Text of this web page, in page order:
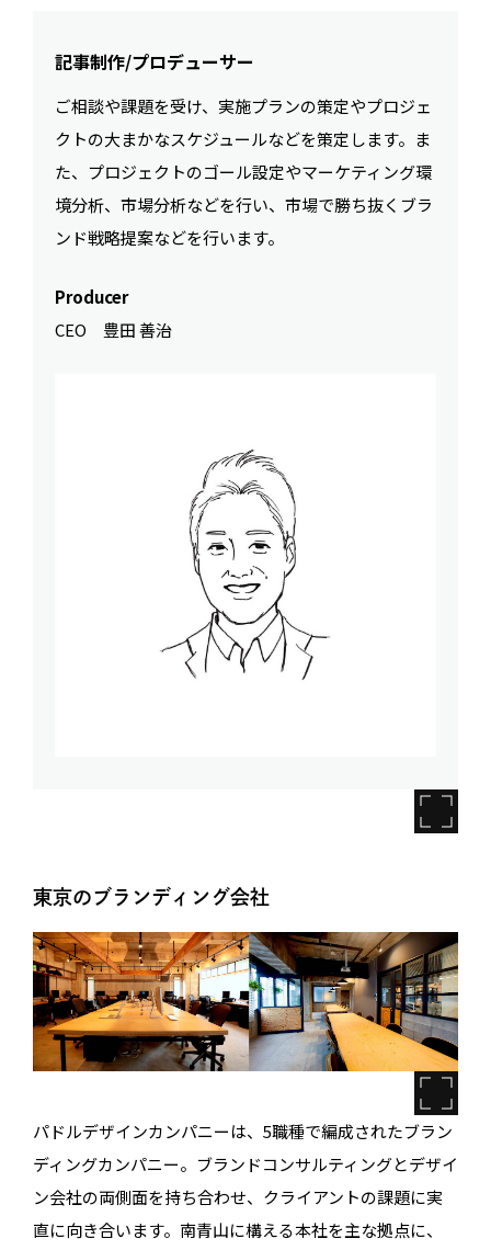
記事制作/プロデューサー
ご相談や課題を受け、実施プランの策定やプロジェ
クトの大まかなスケジュールなどを策定します。ま
た、プロジェクトのゴール設定やマーケティング環
境分析、市場分析などを行い、市場で勝ち抜くブラ
ンド戦略提案などを行います。
Producer
CEO 豊田 善治
東京のブランディング会社
パドルデザインカンパニーは、5職種で編成されたブラン
ディングカンパニー。ブランドコンサルティングとデザイ
ン会社の両側面を持ち合わせ、クライアントの課題に実
直に向き合います。南青山に構える本社を主な拠点に、